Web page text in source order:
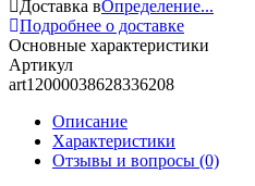
Доставка вОпределение...
Подробнее о доставке
Основные характеристики
Артикул
art12000038628336208
Описание
Характеристики
Отзывы и вопросы (0)